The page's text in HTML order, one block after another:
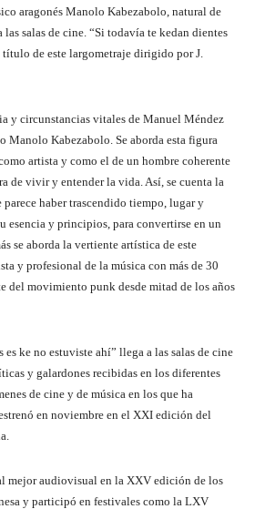
aragonés Manolo Kabezabolo, natural de
las salas de cine. “Si todavía te kedan dientes
título de este largometraje dirigido por J.
y circunstancias vitales de Manuel Méndez
Manolo Kabezabolo. Se aborda esta figura
artista y como el de un hombre coherente
de vivir y entender la vida. Así, se cuenta la
haber trascendido tiempo, lugar y
esencia y principios, para convertirse en un
se aborda la vertiente artística de este
y profesional de la música con más de 30
del movimiento punk desde mitad de los años
ke no estuviste ahí” llega a las salas de cine
y galardones recibidas en los diferentes
de cine y de música en los que ha
en noviembre en el XXI edición del
mejor audiovisual en la XXV edición de los
y participó en festivales como la LXV